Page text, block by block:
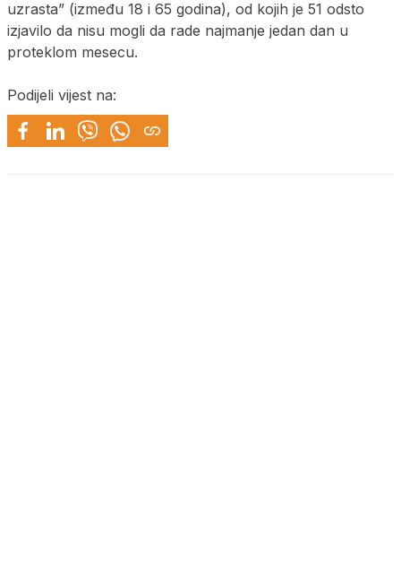
uzrasta” (između 18 i 65 godina), od kojih je 51 odsto
izjavilo da nisu mogli da rade najmanje jedan dan u
proteklom mesecu.
Podijeli vijest na: